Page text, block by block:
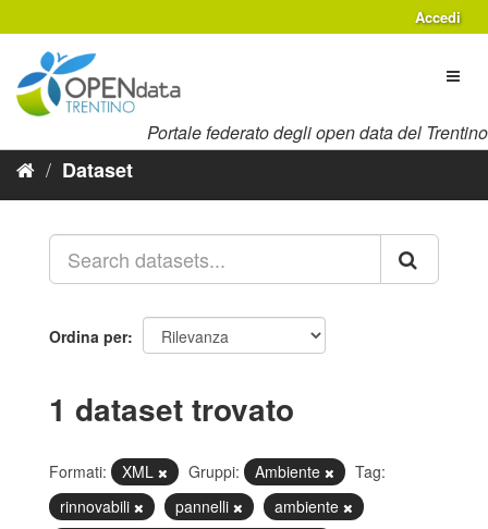
al
contenuto
Accedi
Portale federato degli open data del Trentino
Dataset
Ordina per
1 dataset trovato
Formati: XML Gruppi: Ambiente
Tag:
rinnovabili
pannelli
ambiente